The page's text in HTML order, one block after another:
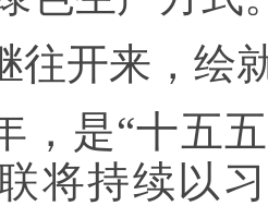
往开来，绘
，是“十五
将持续以